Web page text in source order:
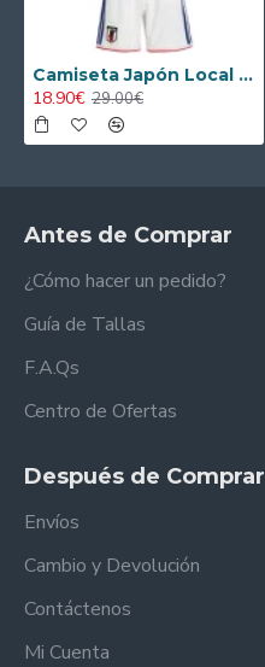
Camiseta Japón Local Mundial 2026 Azul Niño Kit
18.90€ 29.00€
Antes de Comprar
¿Cómo hacer un pedido?
Guía de Tallas
F.A.Qs
Centro de Ofertas
Después de Comprar
Envíos
Cambio y Devolución
Contáctenos
Mi Cuenta